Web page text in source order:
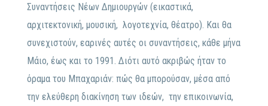
Συναντήσεις Νέων Δημιουργών (εικαστικά,
αρχιτεκτονική, μουσική, λογοτεχνία, θέατρο). Και θα
συνεχιστούν, εαρινές αυτές οι συναντήσεις, κάθε μήνα
Μάιο, έως και το 1991. Διότι αυτό ακριβώς ήταν το
όραμα του Μπαχαριάν: πώς θα μπορούσαν, μέσα από
την ελεύθερη διακίνηση των ιδεών, την επικοινωνία,